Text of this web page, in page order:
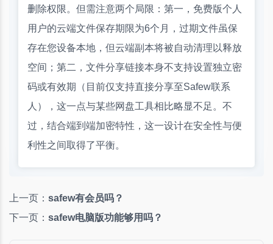
删除权限。但需注意两个局限：第一，免费版个人
用户的云端文件保存期限为6个月，过期文件虽保
存在您设备本地，但云端副本将被自动清理以释放
空间；第二，文件分享链接本身不支持设置独立密
码或有效期（目前仅支持直接分享至Safew联系
人），这一点与某些网盘工具相比略显不足。不
过，结合端到端加密特性，这一设计在安全性与便
利性之间取得了平衡。
上一页： safew有会员吗？
下一页： safew电脑版功能够用吗？